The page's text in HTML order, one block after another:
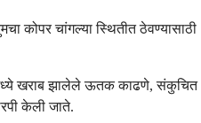
कोपर चांगल्या स्थितीत ठेवण्यासाठी
खराब झालेले ऊतक काढणे, संकुचित
केली जाते.